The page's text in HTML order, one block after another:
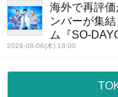
海外で再評
ンバーが集
ム『SO-
2026-08-06(木) 18:00